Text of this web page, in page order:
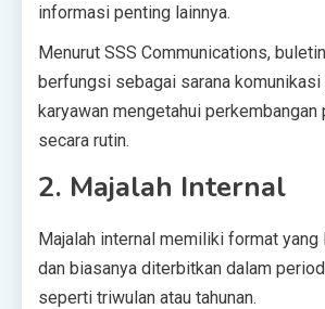
informasi penting lainnya.
Menurut SSS Communications,
berfungsi sebagai sarana komunikasi
karyawan mengetahui perkembangan
secara rutin.
2. Majalah Internal
Majalah internal memiliki format yang
dan biasanya diterbitkan dalam
seperti triwulan atau tahunan.